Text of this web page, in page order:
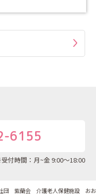
6155
付時間：月~金 9:00～18:00
団 紫蘭会 介護老人保健施設 おお